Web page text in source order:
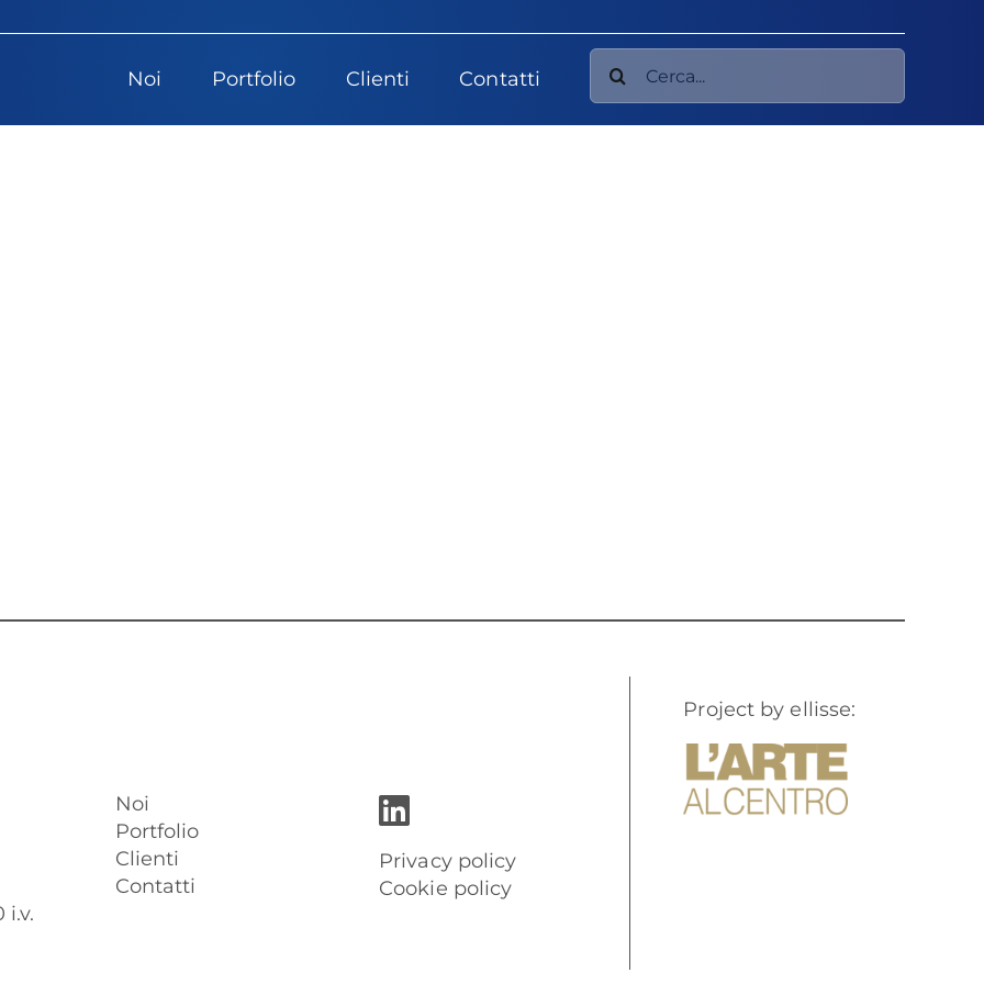
Noi Portfolio Clienti Contatti
Cerca
per:
i.v.
Noi
Portfolio
Clienti
Contatti
Privacy policy
Cookie policy
Project by ellisse: